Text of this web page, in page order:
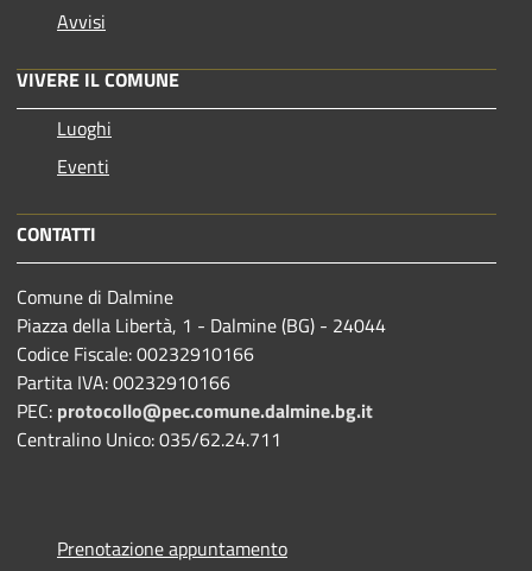
Avvisi
VIVERE IL COMUNE
Luoghi
Eventi
CONTATTI
Comune di Dalmine
Piazza della Libertà, 1 - Dalmine (BG) - 24044
Codice Fiscale: 00232910166
Partita IVA: 00232910166
PEC: protocollo@pec.comune.dalmine.bg.it
Centralino Unico: 035/62.24.711
Prenotazione appuntamento